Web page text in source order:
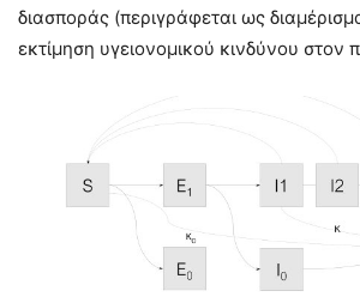
διασποράς (περιγράφεται ως
εκτίμηση υγειονομικού κινδύνου στον